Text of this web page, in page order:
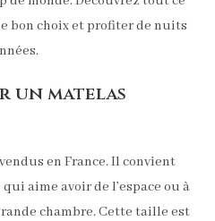
bon choix et profiter de nuits
un matelas
en France. Il convient
aime avoir de l’espace ou à
chambre. Cette taille est